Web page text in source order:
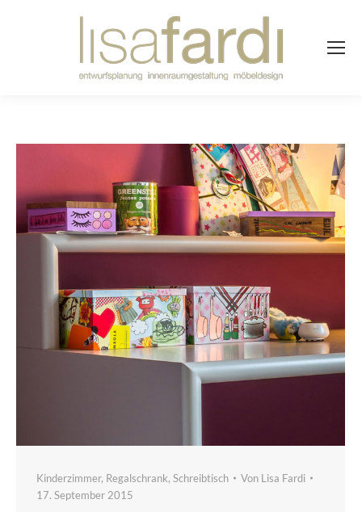
Kinderzimmer, Regalschrank, Schreibtisch Von Lisa Fardi
17. September 2015